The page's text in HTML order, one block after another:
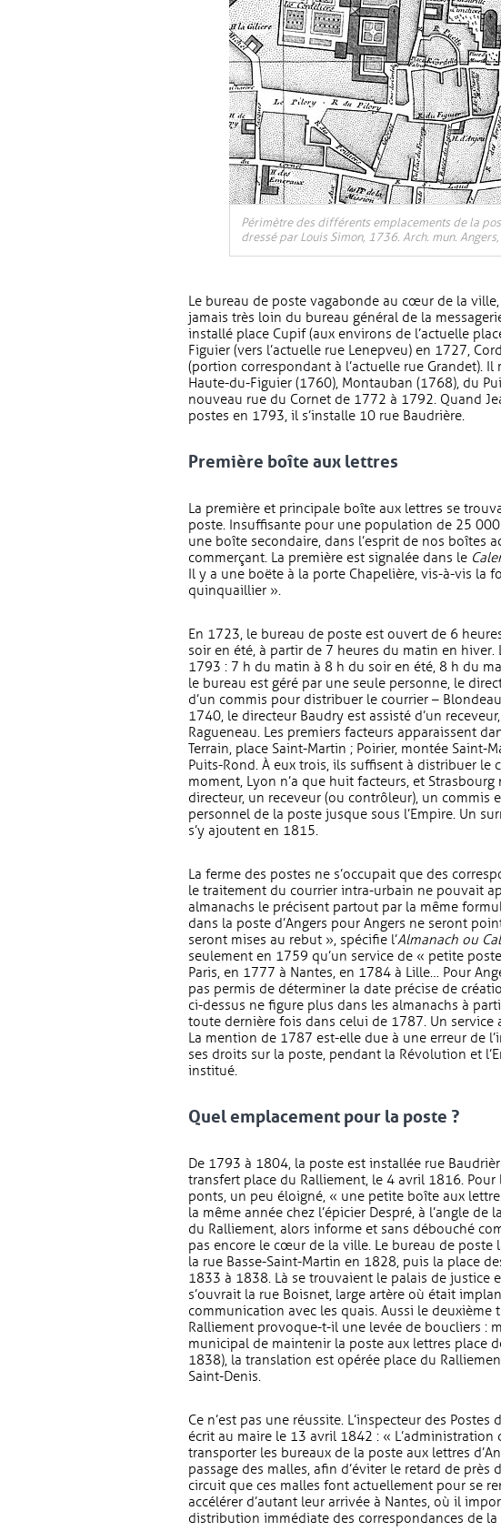
Périmètre des différents emplacements de la
dressé par Louis Simon, 1736. Arch. mun.
Le bureau de poste vagabonde au cœur de la
jamais très loin du bureau général de la
installé place Cupif (aux environs de l’actuelle
Figuier (vers l’actuelle rue Lenepveu) en 1727,
(portion correspondant à l’actuelle rue Grandet).
Haute-du-Figuier (1760), Montauban (1768), du
nouveau rue du Cornet de 1772 à 1792. Quand
postes en 1793, il s’installe 10 rue Baudrière.
Première boîte aux lettres
La première et principale boîte aux lettres se
poste. Insuffisante pour une population de 25
une boîte secondaire, dans l’esprit de nos boîtes
commerçant. La première est signalée dans le
Il y a une boëte à la porte Chapelière, vis-à-vis la
quinquaillier ».
En 1723, le bureau de poste est ouvert de 6
soir en été, à partir de 7 heures du matin en
1793 : 7 h du matin à 8 h du soir en été, 8 h du
le bureau est géré par une seule personne, le
d’un commis pour distribuer le courrier –
1740, le directeur Baudry est assisté d’un
Ragueneau. Les premiers facteurs apparaissent
Terrain, place Saint-Martin ; Poirier, montée Saint-
Puits-Rond. À eux trois, ils suffisent à distribuer
moment, Lyon n’a que huit facteurs, et
directeur, un receveur (ou contrôleur), un commis
personnel de la poste jusque sous l’Empire. Un
s’y ajoutent en 1815.
La ferme des postes ne s’occupait que des
le traitement du courrier intra-urbain ne pouvait
almanachs le précisent partout par la même
dans la poste d’Angers pour Angers ne seront
seront mises au rebut », spécifie l’Almanach ou
seulement en 1759 qu’un service de « petite
Paris, en 1777 à Nantes, en 1784 à Lille… Pour
pas permis de déterminer la date précise de
ci-dessus ne figure plus dans les almanachs à
toute dernière fois dans celui de 1787. Un
La mention de 1787 est-elle due à une erreur de
ses droits sur la poste, pendant la Révolution et
institué.
Quel emplacement pour la poste ?
De 1793 à 1804, la poste est installée rue
transfert place du Ralliement, le 4 avril 1816.
ponts, un peu éloigné, « une petite boîte aux
la même année chez l’épicier Despré, à l’angle de
du Ralliement, alors informe et sans débouché
pas encore le cœur de la ville. Le bureau de
la rue Basse-Saint-Martin en 1828, puis la place
1833 à 1838. Là se trouvaient le palais de justice
s’ouvrait la rue Boisnet, large artère où était
communication avec les quais. Aussi le deuxième
Ralliement provoque-t-il une levée de boucliers :
municipal de maintenir la poste aux lettres place
1838), la translation est opérée place du
Saint-Denis.
Ce n’est pas une réussite. L’inspecteur des
écrit au maire le 13 avril 1842 : « L’administration
transporter les bureaux de la poste aux lettres
passage des malles, afin d’éviter le retard de
circuit que ces malles font actuellement pour se
accélérer d’autant leur arrivée à Nantes, où il
distribution immédiate des correspondances de la